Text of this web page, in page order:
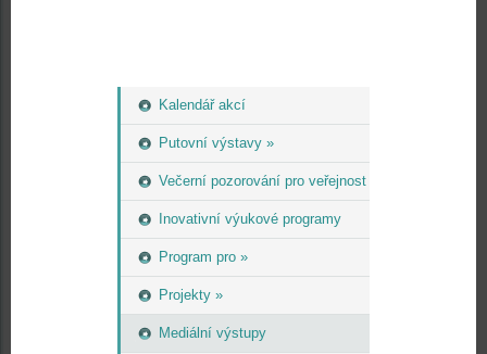
Kalendář akcí
Putovní výstavy »
Večerní pozorování pro veřejnost
Inovativní výukové programy
Program pro »
Projekty »
Mediální výstupy